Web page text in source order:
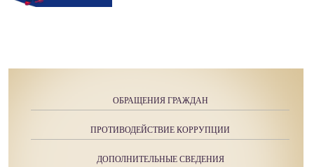
ОБРАЩЕНИЯ ГРАЖДАН
ПРОТИВОДЕЙСТВИЕ КОРРУПЦИИ
ДОПОЛНИТЕЛЬНЫЕ СВЕДЕНИЯ